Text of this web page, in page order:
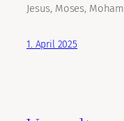
Jesus, Moses,
1. April 2025